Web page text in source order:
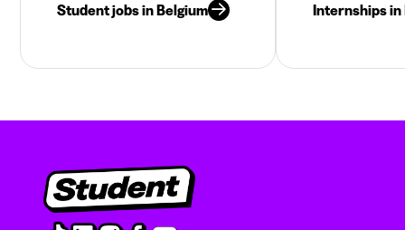
Student jobs in Belgium
Internships in